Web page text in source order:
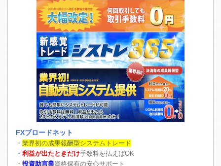
FXブロードネット
・ 業界初の成果報酬型システムトレード
・ 利益が出たときだけ手数料を払えばOK
・ 投資助言業資格保有の安心サポート